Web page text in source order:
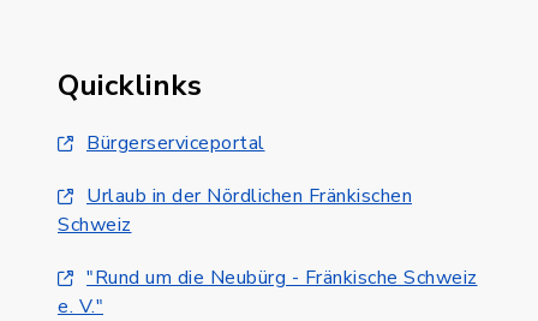
Quicklinks
Bürgerserviceportal
Urlaub in der Nördlichen Fränkischen
Schweiz
"Rund um die Neubürg - Fränkische Schweiz
e. V."